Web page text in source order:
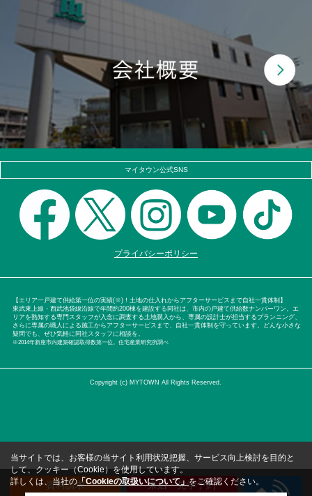
マイタウン公式SNS
プライバシーポリシー
【エリア一戸建て供給第一位の実績(※)！土地の仕入れからアフターサービスまで自社一貫体制】
東武東上線・西武池袋線沿線で年間約200棟を建設する同社は、市内の戸建て供給数ナンバーワン。エ
リアを熟知する専門スタッフが入念に調査する土地購入から、専属の設計士が担当するプランニング、
さらに専属の職人による施工からアフターサービスまで、自社一貫体制を守っています。どんな小さな
疑問でも、ぜひ気軽に同社スタッフに相談を。
※2014年新座市内建築確認取得数第一位。住宅産業研究所調べ
Copyright (c) MYTOWN All Rights Reserved.
資料請求
来店・見学予約
当サイトでは、お客様の当サイト利用状況把握、サービス向上検討を目的と
して、クッキー（Cookie）を使用しています。
詳しくは、当社の「Cookieの取扱いについて」をご確認ください。